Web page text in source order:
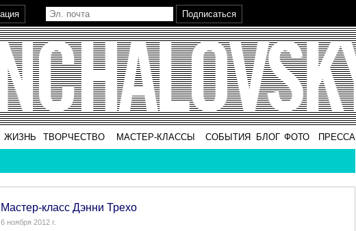
ЖИЗНЬ ТВОРЧЕСТВО МАСТЕР-КЛАССЫ СОБЫТИЯ БЛОГ ФОТО ПРЕССА
Мастер-класс Дэнни Трехо
6 ноября 2012 г.